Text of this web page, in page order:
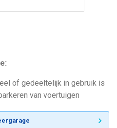
of gedeeltelijk in gebruik is
van voertuigen